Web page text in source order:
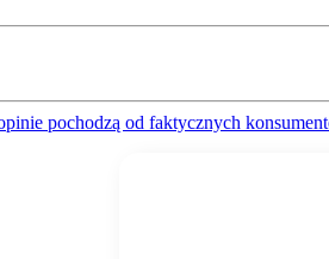
pochodzą od faktycznych